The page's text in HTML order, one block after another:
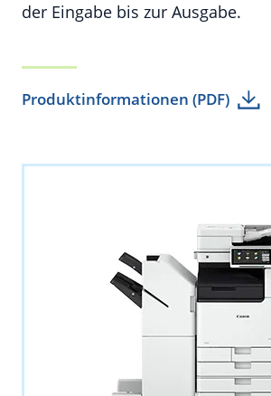
der Eingabe bis zur Ausgabe.
Produktinformationen (PDF)